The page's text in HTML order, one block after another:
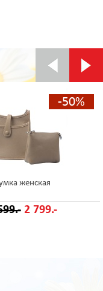
-50%
женская
2 799.-